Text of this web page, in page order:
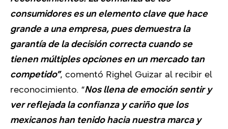
consumidores es un elemento clave que hace
grande a una empresa, pues demuestra la
garantía de la decisión correcta cuando se
tienen múltiples opciones en un mercado tan
competido”, comentó Righel Guizar al recibir el
reconocimiento. “Nos llena de emoción sentir y
ver reflejada la confianza y cariño que los
mexicanos han tenido hacia nuestra marca y